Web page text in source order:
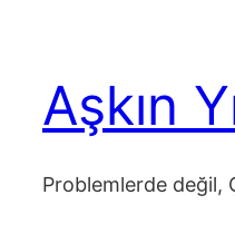
Aşkın
Problemlerde değil,